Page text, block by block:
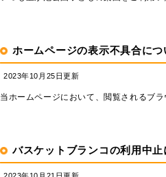
ホームページの表示不具合につ
2023年10月25日更新
当ホームページにおいて、閲覧されるブ
バスケットブランコの利用中止